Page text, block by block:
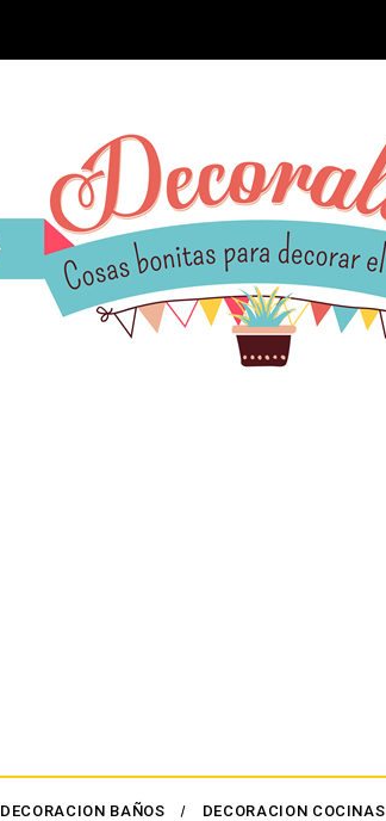
DECORACION BAÑOS DECORACION COCINAS